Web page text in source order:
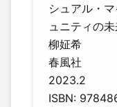
シュアル・
ュニティの未
柳姃希
春風社
2023.2
ISBN: